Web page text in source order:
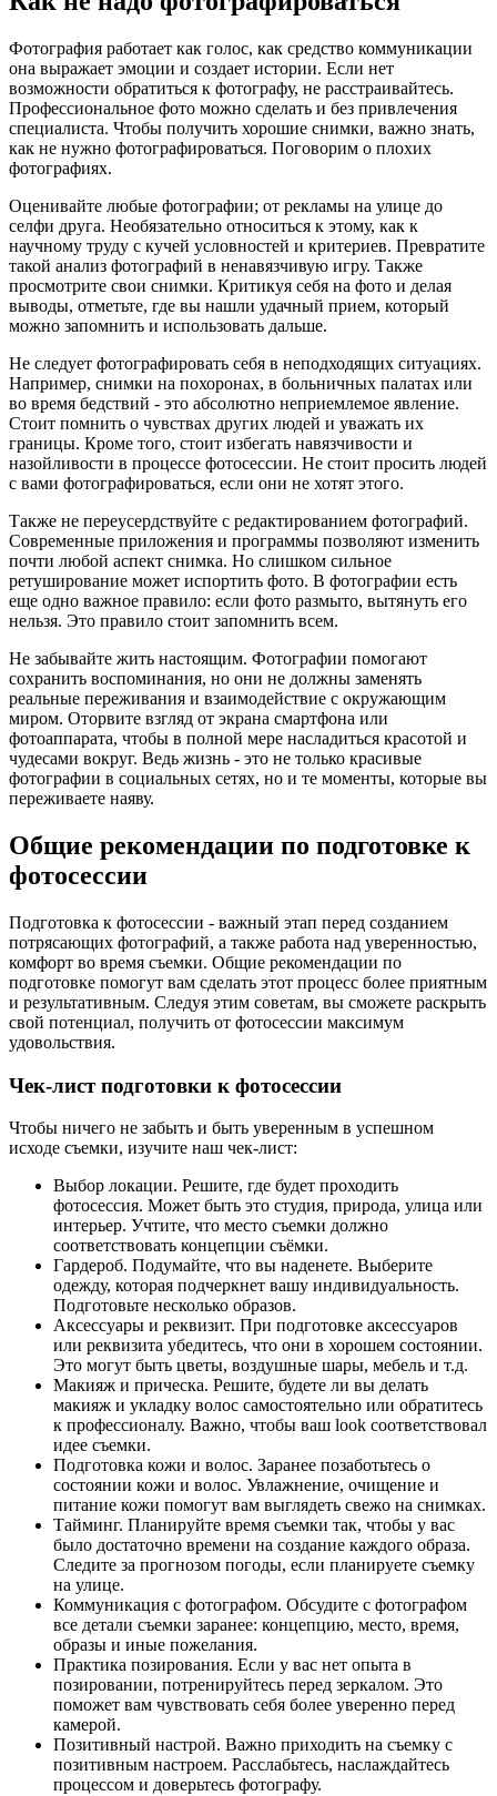
Фотография работает как голос, как средство коммуникации
она выражает эмоции и создает истории. Если нет
возможности обратиться к фотографу, не расстраивайтесь.
Профессиональное фото можно сделать и без привлечения
специалиста. Чтобы получить хорошие снимки, важно знать,
как не нужно фотографироваться. Поговорим о плохих
фотографиях.
Оценивайте любые фотографии; от рекламы на улице до
селфи друга. Необязательно относиться к этому, как к
научному труду с кучей условностей и критериев. Превратите
такой анализ фотографий в ненавязчивую игру. Также
просмотрите свои снимки. Критикуя себя на фото и делая
выводы, отметьте, где вы нашли удачный прием, который
можно запомнить и использовать дальше.
Не следует фотографировать себя в неподходящих ситуациях.
Например, снимки на похоронах, в больничных палатах или
во время бедствий - это абсолютно неприемлемое явление.
Стоит помнить о чувствах других людей и уважать их
границы. Кроме того, стоит избегать навязчивости и
назойливости в процессе фотосессии. Не стоит просить людей
с вами фотографироваться, если они не хотят этого.
Также не переусердствуйте с редактированием фотографий.
Современные приложения и программы позволяют изменить
почти любой аспект снимка. Но слишком сильное
ретуширование может испортить фото. В фотографии есть
еще одно важное правило: если фото размыто, вытянуть его
нельзя. Это правило стоит запомнить всем.
Не забывайте жить настоящим. Фотографии помогают
сохранить воспоминания, но они не должны заменять
реальные переживания и взаимодействие с окружающим
миром. Оторвите взгляд от экрана смартфона или
фотоаппарата, чтобы в полной мере насладиться красотой и
чудесами вокруг. Ведь жизнь - это не только красивые
фотографии в социальных сетях, но и те моменты, которые вы
переживаете наяву.
Общие рекомендации по подготовке к
фотосессии
Подготовка к фотосессии - важный этап перед созданием
потрясающих фотографий, а также работа над уверенностью,
комфорт во время съемки. Общие рекомендации по
подготовке помогут вам сделать этот процесс более приятным
и результативным. Следуя этим советам, вы сможете раскрыть
свой потенциал, получить от фотосессии максимум
удовольствия.
Чек-лист подготовки к фотосессии
Чтобы ничего не забыть и быть уверенным в успешном
исходе съемки, изучите наш чек-лист:
Выбор локации. Решите, где будет проходить
фотосессия. Может быть это студия, природа, улица или
интерьер. Учтите, что место съемки должно
соответствовать концепции съёмки.
Гардероб. Подумайте, что вы наденете. Выберите
одежду, которая подчеркнет вашу индивидуальность.
Подготовьте несколько образов.
Аксессуары и реквизит. При подготовке аксессуаров
или реквизита убедитесь, что они в хорошем состоянии.
Это могут быть цветы, воздушные шары, мебель и т.д.
Макияж и прическа. Решите, будете ли вы делать
макияж и укладку волос самостоятельно или обратитесь
к профессионалу. Важно, чтобы ваш look соответствовал
идее съемки.
Подготовка кожи и волос. Заранее позаботьтесь о
состоянии кожи и волос. Увлажнение, очищение и
питание кожи помогут вам выглядеть свежо на снимках.
Тайминг. Планируйте время съемки так, чтобы у вас
было достаточно времени на создание каждого образа.
Следите за прогнозом погоды, если планируете съемку
на улице.
Коммуникация с фотографом. Обсудите с фотографом
все детали съемки заранее: концепцию, место, время,
образы и иные пожелания.
Практика позирования. Если у вас нет опыта в
позировании, потренируйтесь перед зеркалом. Это
поможет вам чувствовать себя более уверенно перед
камерой.
Позитивный настрой. Важно приходить на съемку с
позитивным настроем. Расслабьтесь, наслаждайтесь
процессом и доверьтесь фотографу.